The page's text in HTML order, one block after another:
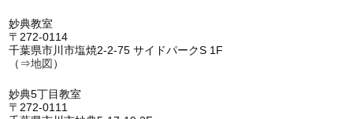
妙典教室
〒272-0114
千葉県市川市塩焼2-2-75 サイドパークS 1F
（⇒地図 ）
妙典5丁目教室
〒272-0111